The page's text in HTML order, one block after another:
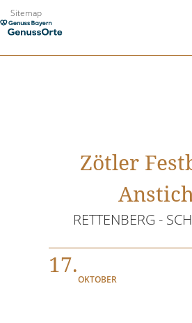
Zum
Inhalt
Sitemap
Zötler
RETTENBERG -
17.
OKTOBER